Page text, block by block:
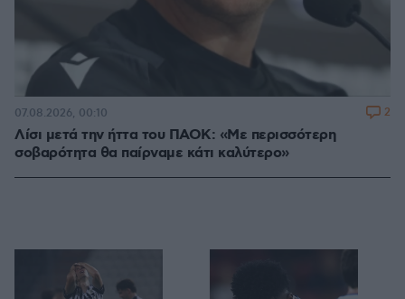
Λίσι μετά την ήττα του ΠΑΟΚ: «Με περισσότερη
σοβαρότητα θα παίρναμε κάτι καλύτερο»
07.08.2026, 00:10 2